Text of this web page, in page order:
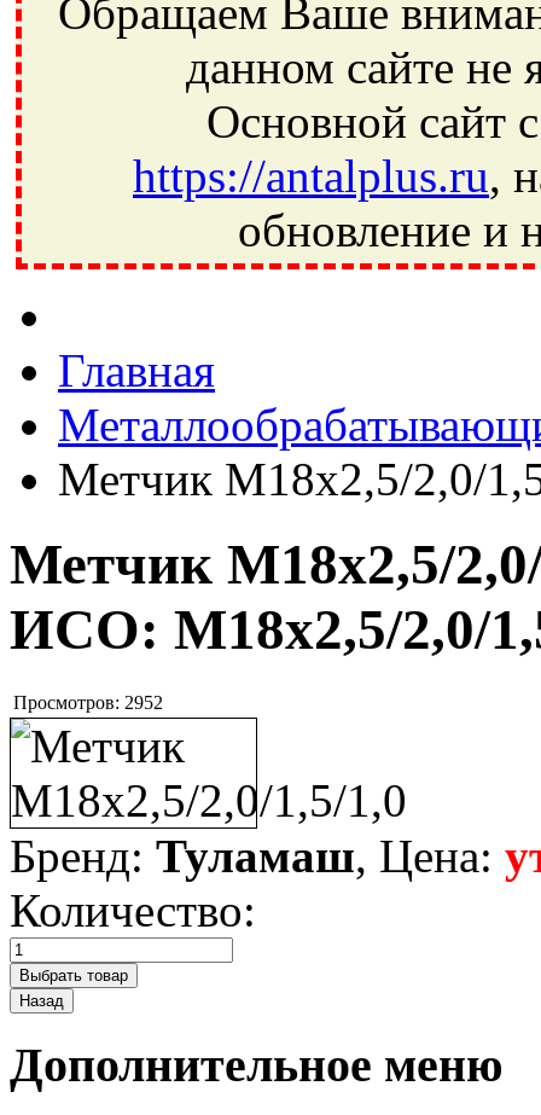
Обращаем Ваше
данном сайте не
Основной сайт
https://antalplus.ru,
обновление и
Ивантеевка, подшипники, пневматика, метизы, техника,
Главная
Метчик M18х2,5/2,0/
Метчик M18х2,5/
ИСО: M18х2,5/2,0/
Просмотров: 2952
Бренд: Туламаш, Цена:
Количество:
Дополнительное меню